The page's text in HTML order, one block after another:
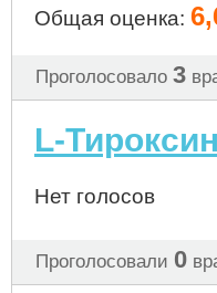
Общая оценка:
Проголосовало 3
L-
Нет голосов
Проголосовали 0